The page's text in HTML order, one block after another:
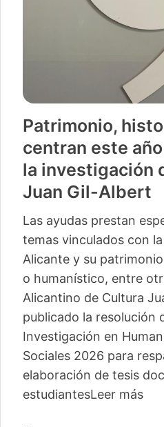
Patrimonio,
centran este
la investigación
Juan Gil-Albert
Las ayudas prestan
temas vinculados con
Alicante y su
o humanístico, entre
Alicantino de Cultura
publicado la resolución
Investigación en
Sociales 2026 para
elaboración de tesis
estudiantesLeer más